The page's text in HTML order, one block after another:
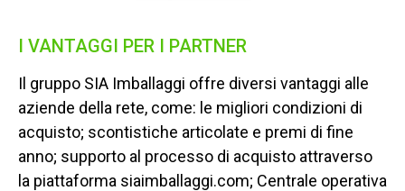
I VANTAGGI PER I PARTNER
Il gruppo SIA Imballaggi offre diversi vantaggi alle
aziende della rete, come: le migliori condizioni di
acquisto; scontistiche articolate e premi di fine
anno; supporto al processo di acquisto attraverso
la piattaforma siaimballaggi.com; Centrale operativa